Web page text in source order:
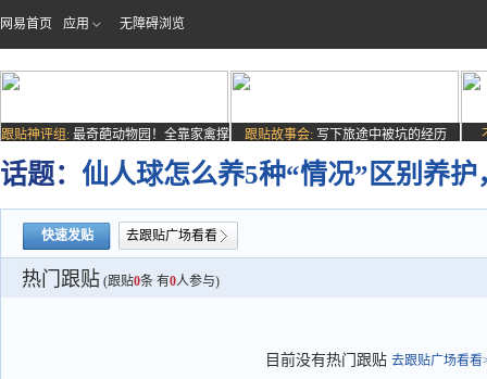
网易首页 应用 无障碍浏览
跟贴神评组: 最奇葩动物园！全靠家禽撑
场子
跟贴故事会: 写下旅途中被坑的经历
话题： 仙人球怎么养5种“情况”区别养
快速发贴 去跟贴广场看看
热门跟贴 (跟贴0条 有0人参与)
目前没有热门跟贴 去跟贴广场看看